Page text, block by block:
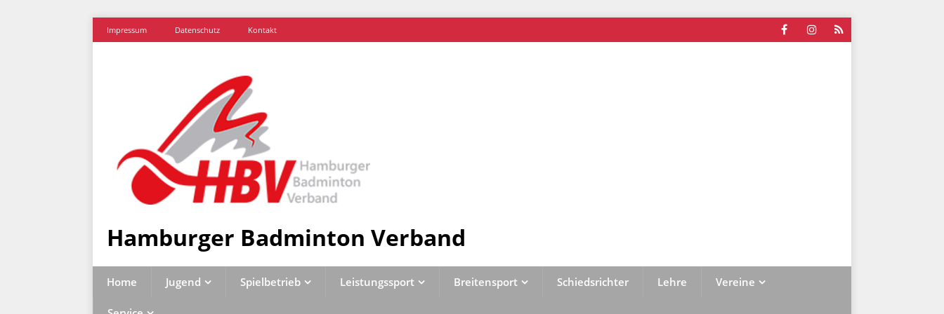
Impressum Datenschutz Kontakt
Hamburger Badminton Verband
Home Jugend Spielbetrieb Leistungssport Breitensport Schiedsrichter Lehre Vereine